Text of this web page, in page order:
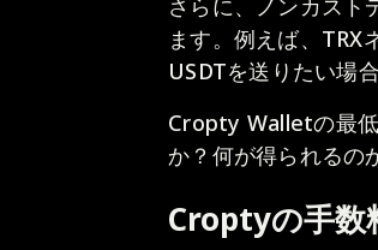
さらに、ノンカスト
ます。例えば、TRX
USDTを送りたい場
Cropty Walletの最低
か？何が得られるの
Croptyの手数